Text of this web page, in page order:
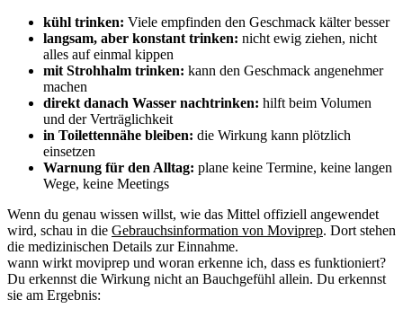
kühl trinken: Viele empfinden den Geschmack kälter besser
langsam, aber konstant trinken: nicht ewig ziehen, nicht
alles auf einmal kippen
mit Strohhalm trinken: kann den Geschmack angenehmer
machen
direkt danach Wasser nachtrinken: hilft beim Volumen
und der Verträglichkeit
in Toilettennähe bleiben: die Wirkung kann plötzlich
einsetzen
Warnung für den Alltag: plane keine Termine, keine langen
Wege, keine Meetings
Wenn du genau wissen willst, wie das Mittel offiziell angewendet
wird, schau in die Gebrauchsinformation von Moviprep. Dort stehen
die medizinischen Details zur Einnahme.
wann wirkt moviprep und woran erkenne ich, dass es funktioniert?
Du erkennst die Wirkung nicht an Bauchgefühl allein. Du erkennst
sie am Ergebnis: